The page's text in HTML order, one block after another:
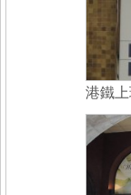
港鐵